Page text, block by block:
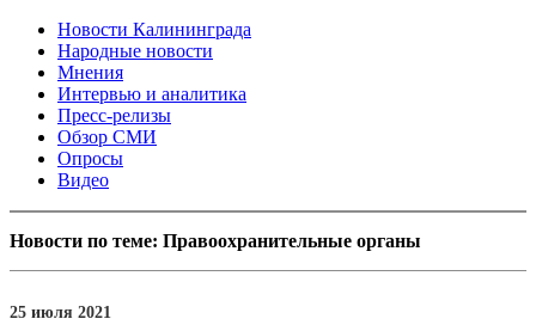
Новости Калининграда
Народные новости
Мнения
Интервью и аналитика
Пресс-релизы
Обзор СМИ
Опросы
Видео
Новости по теме: Правоохранительные органы
25 июля 2021